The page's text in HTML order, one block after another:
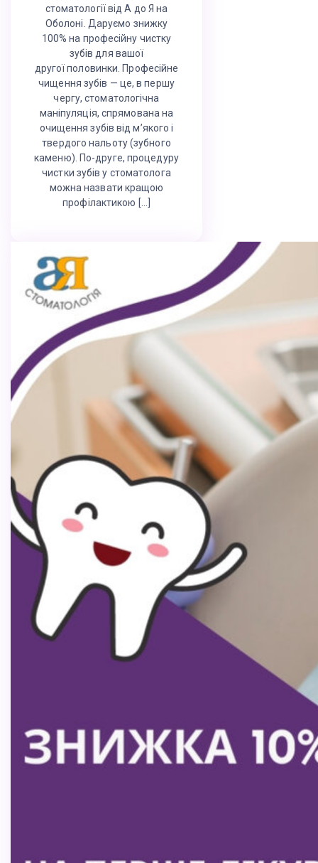
стоматології від А до Я на
Оболоні. Даруємо знижку
100% на професійну чистку
зубів для вашої
другої половинки. Професійне
чищення зубів — це, в першу
чергу, стоматологічна
маніпуляція, спрямована на
очищення зубів від м’якого і
твердого нальоту (зубного
каменю). По-друге, процедуру
чистки зубів у стоматолога
можна назвати кращою
профілактикою […]